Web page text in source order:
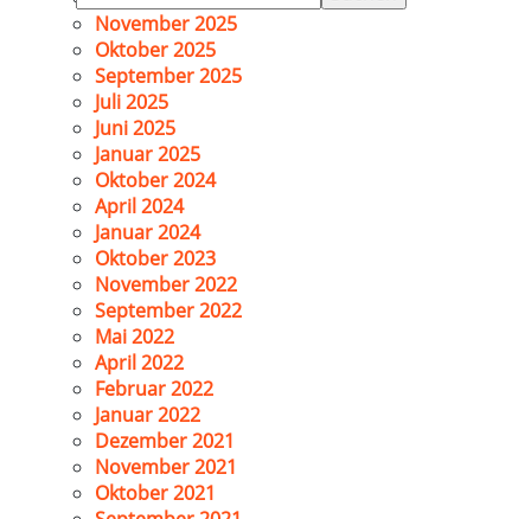
nach:
November 2025
Oktober 2025
September 2025
Juli 2025
Juni 2025
Januar 2025
Oktober 2024
April 2024
Januar 2024
Oktober 2023
November 2022
September 2022
Mai 2022
April 2022
Februar 2022
Januar 2022
Dezember 2021
November 2021
Oktober 2021